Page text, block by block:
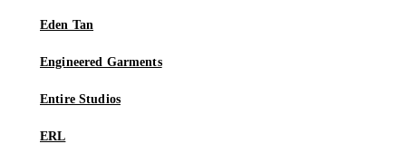
Eden Tan
Engineered Garments
Entire Studios
ERL